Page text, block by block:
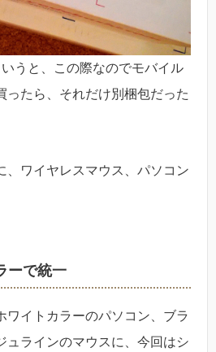
うと、この際なのでモバイル
ったら、それだけ別梱包だった
、ワイヤレスマウス、パソコン
ーで統一
ワイトカラーのパソコン、ブラ
ュラインのマウスに、今回はシ